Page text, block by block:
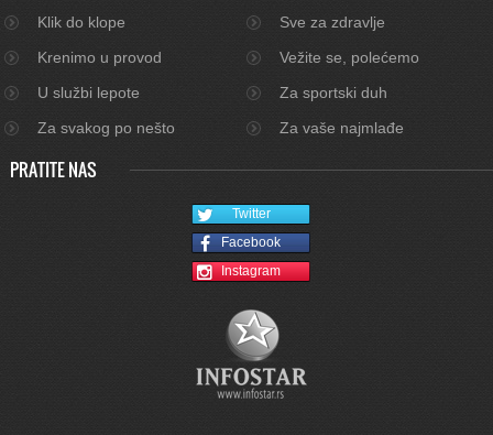
Klik do klope
Sve za zdravlje
Krenimo u provod
Vežite se, polećemo
U službi lepote
Za sportski duh
Za svakog po nešto
Za vaše najmlađe
PRATITE NAS
Twitter
Facebook
Instagram